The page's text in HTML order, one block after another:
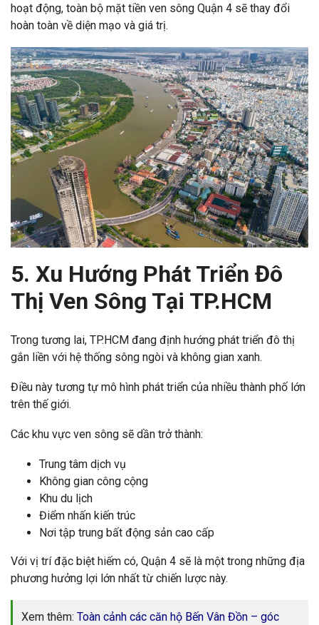
hoạt động, toàn bộ mặt tiền ven sông Quận 4 sẽ thay đổi
hoàn toàn về diện mạo và giá trị.
5. Xu Hướng Phát Triển Đô
Thị Ven Sông Tại TP.HCM
Trong tương lai, TP.HCM đang định hướng phát triển đô thị
gắn liền với hệ thống sông ngòi và không gian xanh.
Điều này tương tự mô hình phát triển của nhiều thành phố lớn
trên thế giới.
Các khu vực ven sông sẽ dần trở thành:
Trung tâm dịch vụ
Không gian công cộng
Khu du lịch
Điểm nhấn kiến trúc
Nơi tập trung bất động sản cao cấp
Với vị trí đặc biệt hiếm có, Quận 4 sẽ là một trong những địa
phương hưởng lợi lớn nhất từ chiến lược này.
Xem thêm: Toàn cảnh các căn hộ Bến Vân Đồn – góc